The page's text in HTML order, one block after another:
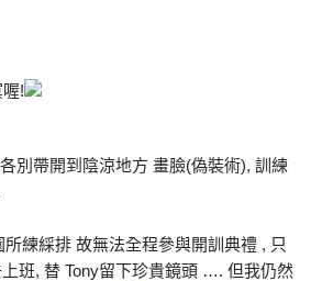
!
別帶開到陰涼地方 畫臉(偽裝術), 訓練
練綵排 故無法全程參與開訓典禮 , 只
班, 替 Tony留下珍貴鏡頭 …. 但我仍然